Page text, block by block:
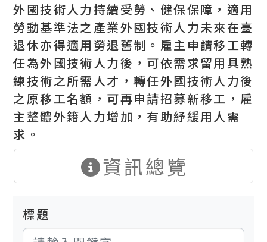
外國技術人力持續受勞、健保保障，適用
勞動基準法之產業外國技術人力未來在臺
退休亦得適用勞退舊制。雇主申請移工轉
任為外國技術人力後，可依需求留用具熟
練技術之所需人才，轉任外國技術人力後
之原移工名額，可再申請招募新移工，雇
主整體外籍人力增加，有助紓緩用人需
求。
資訊總覽
標題